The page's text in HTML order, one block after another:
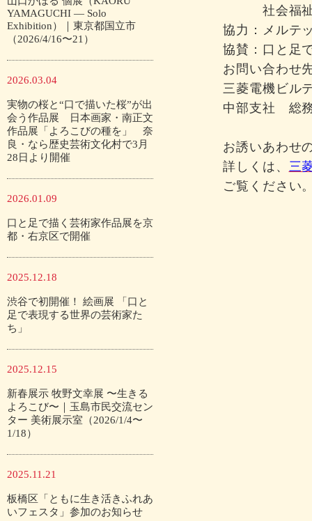
YAMAGUCHI — Solo
Exhibition）｜東京都国立市
（2026/4/16〜21）
2026.03.04
実物の桜と“口で描いた桜”が出
会う作品展 日本画家・南正文
作品展「よろこびの種を」 奈
良・なら歴史芸術文化村で3月
28日より開催
2026.01.09
口と足で描く芸術家作品展を京
都・右京区で開催
2025.12.18
渋谷で初開催！ 絵画展 「口と
足で表現する世界の芸術家た
ち」
2025.12.15
新春展示 牧野文幸展 〜生きる
よろこび〜｜玉島市民交流セン
ター 美術展示室（2026/1/4〜
1/18）
2025.11.21
板橋区「ともに生き活きふれあ
いフェスタ」参加のお知らせ
社会福祉
協力：メルテ
協賛：口と足
お問い合わせ
三菱電機ビル
中部支社 総
お誘いあわせ
詳しくは、 三
ご覧くださ